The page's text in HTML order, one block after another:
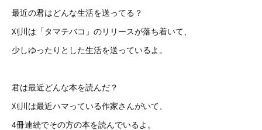
最近の君はどんな生活を送ってる？
刈川は「タマテバコ」のリリースが落ち着いて、
少しゆったりとした生活を送っているよ。
君は最近どんな本を読んだ？
刈川は最近ハマっている作家さんがいて、
4冊連続でその方の本を読んでいるよ。